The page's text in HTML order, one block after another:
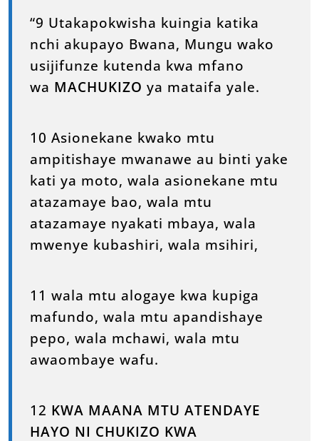
“9 Utakapokwisha kuingia katika
nchi akupayo Bwana, Mungu wako
usijifunze kutenda kwa mfano
wa MACHUKIZO ya mataifa yale.
10 Asionekane kwako mtu
ampitishaye mwanawe au binti yake
kati ya moto, wala asionekane mtu
atazamaye bao, wala mtu
atazamaye nyakati mbaya, wala
mwenye kubashiri, wala msihiri,
11 wala mtu alogaye kwa kupiga
mafundo, wala mtu apandishaye
pepo, wala mchawi, wala mtu
awaombaye wafu.
12 KWA MAANA MTU ATENDAYE
HAYO NI CHUKIZO KWA